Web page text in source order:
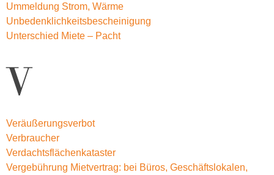
Ummeldung Strom, Wärme
Unbedenklichkeitsbescheinigung
Unterschied Miete – Pacht
V
Veräußerungsverbot
Verbraucher
Verdachtsflächenkataster
Vergebührung Mietvertrag: bei Büros, Geschäftslokalen,